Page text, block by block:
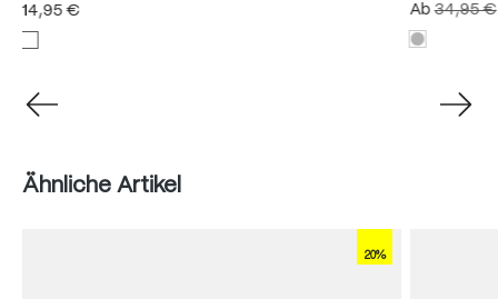
14,95 € Ab34,95 €
Produktgalerie überspringen
Ähnliche Artikel
20%